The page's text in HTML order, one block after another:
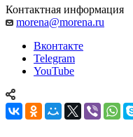
Контактная информация
morena@morena.ru
Вконтакте
Telegram
YouTube